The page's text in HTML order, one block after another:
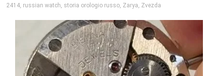
2414, russian watch, storia orologio russo, Zarya, Zvezda